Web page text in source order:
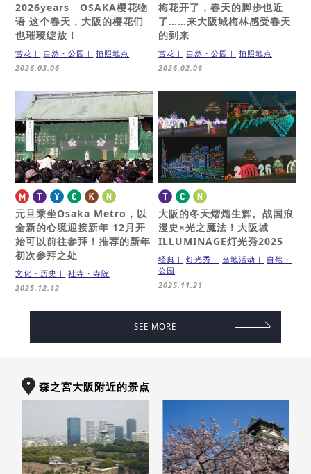
2026years OSAKA樱花物
语 这个春天，大阪的樱花们
也璀璨绽放！
赏花 自然・公园
拍照地点
2026.03.06
梅花开了，春天的脚步也近
了……来大阪城梅林感受春天
的到来
赏花 自然・公园
拍照地点
2026.02.06
元旦乘坐Osaka Metro，以
全新的心境迎接新年 12月开
始可以前往参拜！推荐的新年
初次参拜之处
文化・历史
社寺・寺院
2025.12.12
大阪的冬天熠熠生辉。战国浪
漫史×光之魔法！大阪城
ILLUMINAGE灯光秀2025
经典 灯光秀 当地活动
自然・
公园
2025.11.21
SEE MORE
森之宮大阪附近的景点